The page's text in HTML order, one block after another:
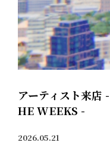
アーティスト来
HE WEEKS -
2026.05.21